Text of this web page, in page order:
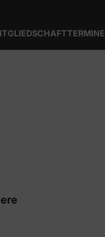
TERMINE